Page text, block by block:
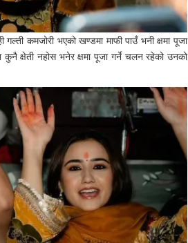
कमजोरी भएको खण्डमा माफी पाउँ भनी क्षमा पूजा
कुनै क्षेती नहोस भनेर क्षमा पूजा गर्ने चलन रहेको उनको